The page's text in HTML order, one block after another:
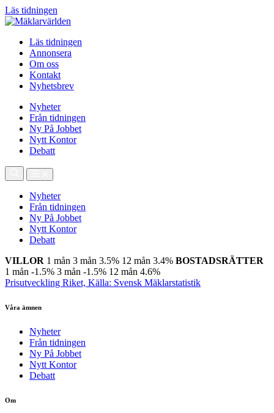
Läs tidningen
Läs tidningen
Annonsera
Om oss
Kontakt
Nyhetsbrev
Nyheter
Från tidningen
Ny På Jobbet
Nytt Kontor
Debatt
Nyheter
Från tidningen
Ny På Jobbet
Nytt Kontor
Debatt
VILLOR 1 mån 3 mån 3.5% 12 mån 3.4% BOSTADSRÄTTER
1 mån -1.5% 3 mån -1.5% 12 mån 4.6%
Prisutveckling Riket, Källa: Svensk Mäklarstatistik
Våra ämnen
Nyheter
Från tidningen
Ny På Jobbet
Nytt Kontor
Debatt
Om